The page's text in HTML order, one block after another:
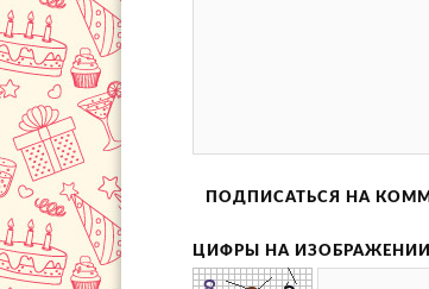
ПОДПИСАТЬСЯ НА
ЦИФРЫ НА ИЗОБРАЖЕНИИ